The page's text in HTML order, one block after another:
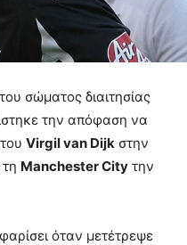
σώματος διαιτησίας
την απόφαση να
Virgil van Dijk στην
Manchester City την
όταν μετέτρεψε